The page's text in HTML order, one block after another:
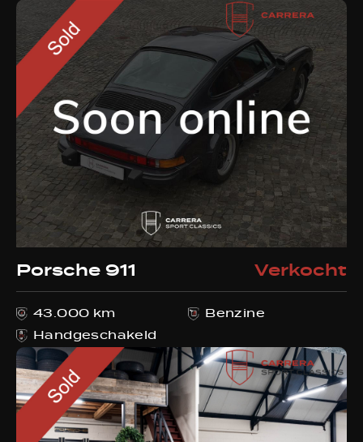
Porsche 911 Verkocht
43.000 km
Benzine
Handgeschakeld